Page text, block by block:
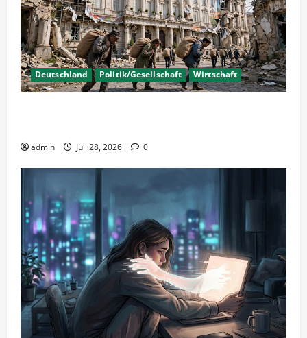
Deutschland Politik/Gesellschaft Wirtschaft
admin Juli 28, 2026 0